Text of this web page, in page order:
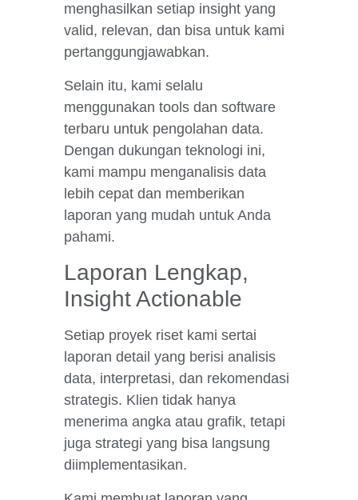
menghasilkan setiap insight yang
valid, relevan, dan bisa untuk kami
pertanggungjawabkan.
Selain itu, kami selalu
menggunakan tools dan software
terbaru untuk pengolahan data.
Dengan dukungan teknologi ini,
kami mampu menganalisis data
lebih cepat dan memberikan
laporan yang mudah untuk Anda
pahami.
Laporan Lengkap,
Insight Actionable
Setiap proyek riset kami sertai
laporan detail yang berisi analisis
data, interpretasi, dan rekomendasi
strategis. Klien tidak hanya
menerima angka atau grafik, tetapi
juga strategi yang bisa langsung
diimplementasikan.